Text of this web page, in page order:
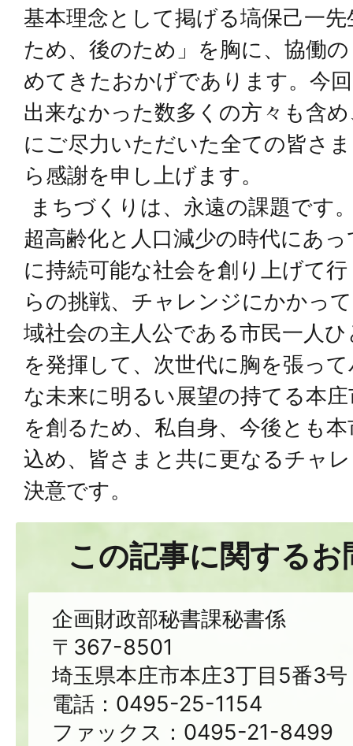
基本理念として掲げる塙保己一
ため、後のため」を胸に、協働
めてきたおかげであります。今
出来なかった数多くの方々も含
にご尽力いただいた全ての皆さ
ら感謝を申し上げます。
まちづくりは、永遠の課題です
超高齢化と人口減少の時代にあ
に持続可能な社会を創り上げて
らの挑戦、チャレンジにかかっ
域社会の主人公である市民一人
を発揮して、次世代に胸を張っ
な未来に明るい展望の持てる本
を創るため、私自身、今後とも
込め、皆さまと共に更なるチャ
決意です。
この記事に関する
企画財政部秘書課秘書係
〒367-8501
埼玉県本庄市本庄3丁目5番3号
電話：0495-25-1154
ファックス：0495-21-8499